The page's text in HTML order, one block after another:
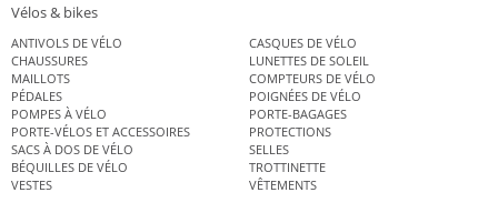
Vélos & bikes
ANTIVOLS DE VÉLO
CASQUES DE VÉLO
CHAUSSURES
LUNETTES DE SOLEIL
MAILLOTS
COMPTEURS DE VÉLO
PÉDALES
POIGNÉES DE VÉLO
POMPES À VÉLO
PORTE-BAGAGES
PORTE-VÉLOS ET ACCESSOIRES
PROTECTIONS
SACS À DOS DE VÉLO
SELLES
BÉQUILLES DE VÉLO
TROTTINETTE
VESTES
VÊTEMENTS